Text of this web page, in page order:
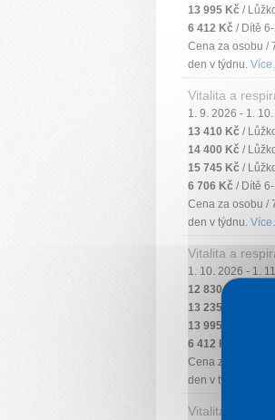
13 995 Kč /
6 412 Kč / Dítě
Cena za osobu /
den v týdnu.
Vitalita a
1. 9. 2026 - 1.
13 410 Kč /
14 400 Kč /
15 745 Kč /
6 706 Kč / Dítě
Cena za osobu /
den v týdnu.
Vitalita a
1. 10. 2026 - 1.
12 830 Kč
13 235 Kč
13 995 Kč
6 412 Kč
/ Dítě
Cena za osobu /
den v týdnu.
Vitalita a